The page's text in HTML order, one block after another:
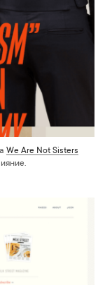
We Are Not Sisters